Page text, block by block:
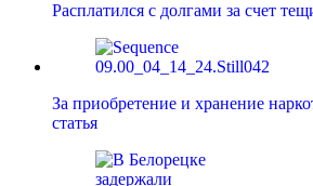
Расплатился с долгами за счет
За приобретение и хранение
статья